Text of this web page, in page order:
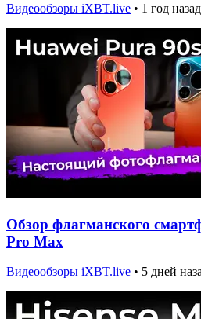
Видеообзоры iXBT.live • 1 год назад
Обзор флагманского
Pro Max
Видеообзоры iXBT.live • 5 дней